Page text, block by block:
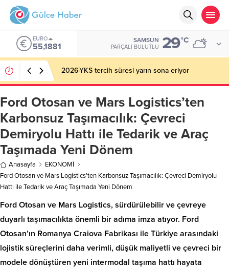
ALTIN
6.660,55
SAMSUN
PARÇALI BULUTLU 29°C
Altın haftayı yüzde 7,4 yükselişle kapattı: Güncel
fiyatlar
Ford Otosan ve Mars Logistics’ten
Karbonsuz Taşımacılık: Çevreci
Demiryolu Hattı ile Tedarik ve Araç
Taşımada Yeni Dönem
Anasayfa
EKONOMİ
Ford Otosan ve Mars Logistics’ten Karbonsuz Taşımacılık: Çevreci Demiryolu
Hattı ile Tedarik ve Araç Taşımada Yeni Dönem
Ford Otosan ve Mars Logistics, sürdürülebilir ve çevreye
duyarlı taşımacılıkta önemli bir adıma imza atıyor. Ford
Otosan’ın Romanya Craiova Fabrikası ile Türkiye arasındaki
lojistik süreçlerini daha verimli, düşük maliyetli ve çevreci bir
modele dönüştüren yeni intermodal taşıma hattı hayata